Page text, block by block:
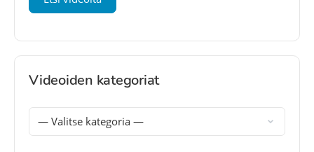
Videoiden kategoriat